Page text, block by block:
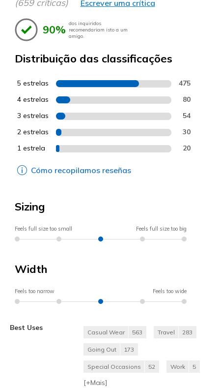
(659 críticas) Escrever uma crítica
90% dos inquiridos
recomendariam isto a um
amigo.
Distribuição das classificações
5 estrelas 475
4 estrelas 80
3 estrelas 54
2 estrelas 30
1 estrela 20
Cómo recopilamos reseñas
Sizing
Feels full size too small Feels full size too big
Width
Feels too narrow Feels too wide
Best Uses
Casual Wear 563 Travel 283
Going Out 173
Special Occasions 52 Work 5
[+Mais]